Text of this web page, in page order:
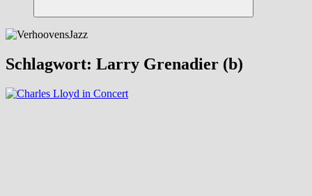
Suchen
Schlagwort: Larry Grenadier (b)